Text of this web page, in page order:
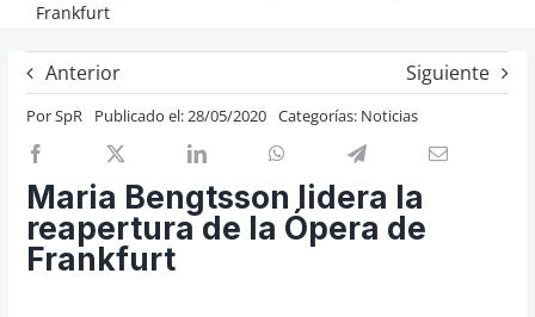
Previos de ópera
Entrevistas
Recomendación
Cosas de Beckmesser
Nosotros y privacidad
Buscar:
Frankfurt
Anterior Siguiente
PorSpR Publicado el: 28/05/2020 Categorías: Noticias
Maria Bengtsson lidera la
reapertura de la Ópera de
Frankfurt